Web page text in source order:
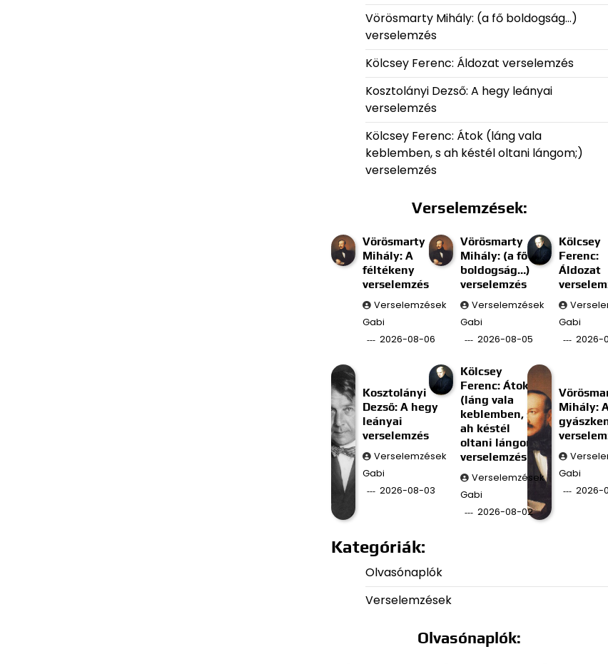
Vörösmarty Mihály: (a fő boldogság…)
verselemzés
Kölcsey Ferenc: Áldozat verselemzés
Kosztolányi Dezső: A hegy leányai
verselemzés
Kölcsey Ferenc: Átok (láng vala
keblemben, s ah késtél oltani lángom;)
verselemzés
Verselemzések:
Vörösmarty
Mihály: A
féltékeny
verselemzés
Verselemzések
Gabi
2026-08-06
Vörösmarty
Mihály: (a fő
boldogság…)
verselemzés
Verselemzések
Gabi
2026-08-05
Kölcsey
Ferenc:
Áldozat
Gabi
2026-
Kosztolányi
Dezső: A hegy
leányai
verselemzés
Verselemzések
Gabi
2026-08-03
Kölcsey
Ferenc: Átok
(láng vala
keblemben, s
ah késtél
oltani lángom;)
verselemzés
Verselemzések
Gabi
2026-08-02
Mihály:
Gabi
2026-
Kategóriák:
Olvasónaplók
Verselemzések
Olvasónaplók: